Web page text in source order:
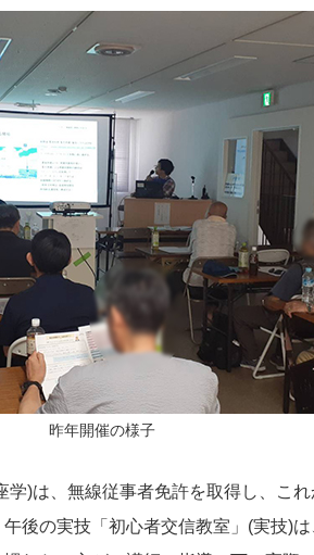
昨年開催の様子
学)は、無線従事者免許を取得し、こ
後の実技「初心者交信教室」(実技)